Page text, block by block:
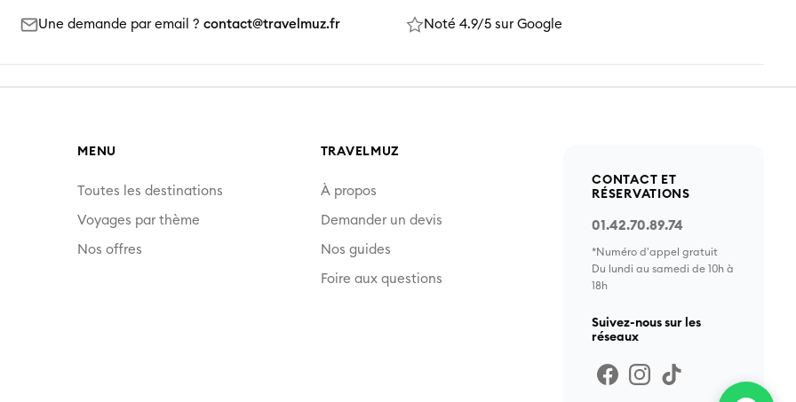
Une demande par email ? contact@travelmuz.fr Noté 4.9/5 sur Google
MENU
Toutes les destinations
Voyages par thème
Nos offres
TRAVELMUZ
À propos
Demander un devis
Nos guides
Foire aux questions
CONTACT ET
RÉSERVATIONS
01.42.70.89.74
*Numéro d'appel gratuit
Du lundi au samedi de 10h à
18h
Suivez-nous sur les
réseaux